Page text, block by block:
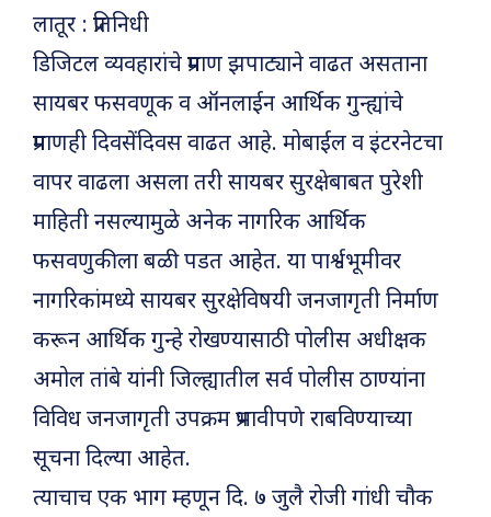
लातूर : प्रतिनिधी
डिजिटल व्यवहारांचे प्रमाण झपाट्याने वाढत असताना
सायबर फसवणूक व ऑनलाईन आर्थिक गुन्ह्यांचे
प्रमाणही दिवसेंदिवस वाढत आहे. मोबाईल व इंटरनेटचा
वापर वाढला असला तरी सायबर सुरक्षेबाबत पुरेशी
माहिती नसल्यामुळे अनेक नागरिक आर्थिक
फसवणुकीला बळी पडत आहेत. या पार्श्वभूमीवर
नागरिकांमध्ये सायबर सुरक्षेविषयी जनजागृती निर्माण
करून आर्थिक गुन्हे रोखण्यासाठी पोलीस अधीक्षक
अमोल तांबे यांनी जिल्ह्यातील सर्व पोलीस ठाण्यांना
विविध जनजागृती उपक्रम प्रभावीपणे राबविण्याच्या
सूचना दिल्या आहेत.
त्याचाच एक भाग म्हणून दि. ७ जुलै रोजी गांधी चौक